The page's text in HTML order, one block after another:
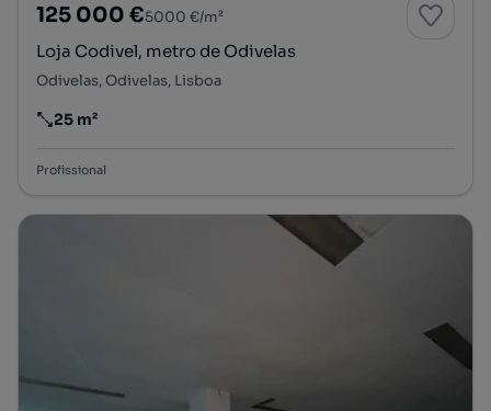
125 000 €5000 €/m²
Loja Codivel, metro de Odivelas
Odivelas, Odivelas, Lisboa
Preço por metro quadrado
25 m²
Profissional